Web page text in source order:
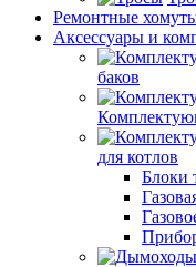
Ремонтные
Аксессуары и
баков
для котлов
Блоки